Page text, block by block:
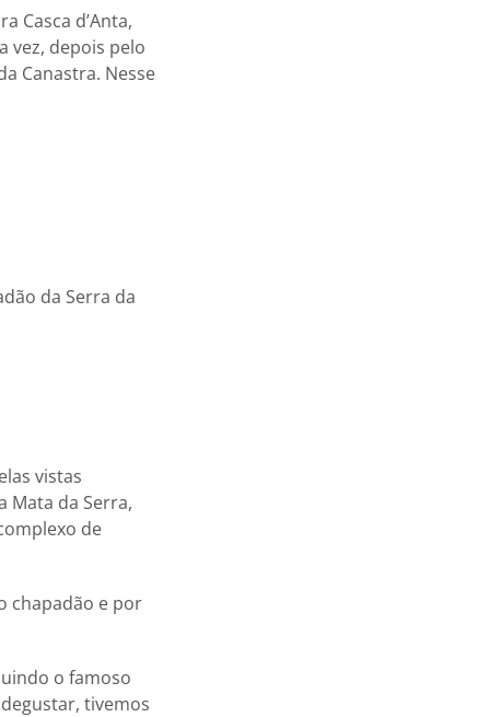
Casca d’Anta,
vez, depois pelo
Canastra. Nesse
da Serra da
vistas
Mata da Serra,
de
chapadão e por
o famoso
tivemos